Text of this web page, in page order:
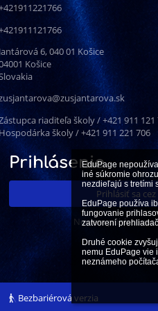
EduPage
iné súkromie
nezdieľajú s tretími
EduPage používa
fungovanie
zatvorení
Druhé cookie
nemu EduPage vie
neznámeho
6, 040 01 Košice
Košice
riaditeľa školy / +421 911 121
školy / +421 911 221 706
Prihlásenie
Prihlásiť sa
Neviem
Bezbariérová verzia